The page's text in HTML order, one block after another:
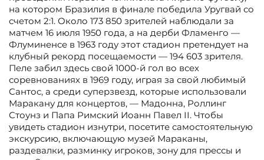
на котором Бразилия в финале победила Уругвай со
счетом 2:1. Около 173 850 зрителей наблюдали за
матчем 16 июля 1950 года, а на дерби Фламенго —
Флуминенсе в 1963 году этот стадион претендует на
клубный рекорд посещаемости — 194 603 зрителя.
Пеле забил здесь свой 1000-й гол во всех
соревнованиях в 1969 году, играя за свой любимый
Сантос, а среди суперзвезд, которые использовали
Маракану для концертов, — Мадонна, Роллинг
Стоунз и Папа Римский Иоанн Павел II. Чтобы
увидеть стадион изнутри, посетите самостоятельную
экскурсию, включающую музей Мараканы,
раздевалки, разминку игроков, зону для прессы и